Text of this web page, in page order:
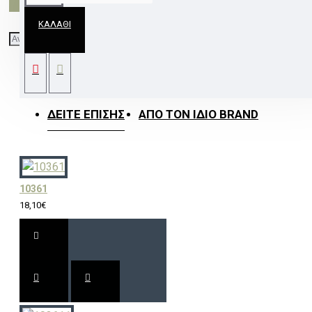
ΚΑΛΆΘΙ
ΓΥΑΛΙ ΛΕΥΚΟ ΒΟΥΡΤΣ.ΧΡΥΣΟ ΑΝΤΙΚΕ
ΔΕΊΤΕ ΕΠΊΣΗΣ ΑΠΌ ΤΟΝ ΊΔΙΟ BRAND
10361
18,10€